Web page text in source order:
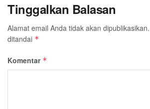
Tinggalkan Balasan
Alamat email Anda tidak akan dipublikasikan.
ditandai *
Komentar *